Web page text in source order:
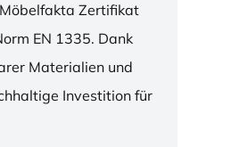
Möbelfakta Zertifikat
EN 1335. Dank
Materialien und
Investition für